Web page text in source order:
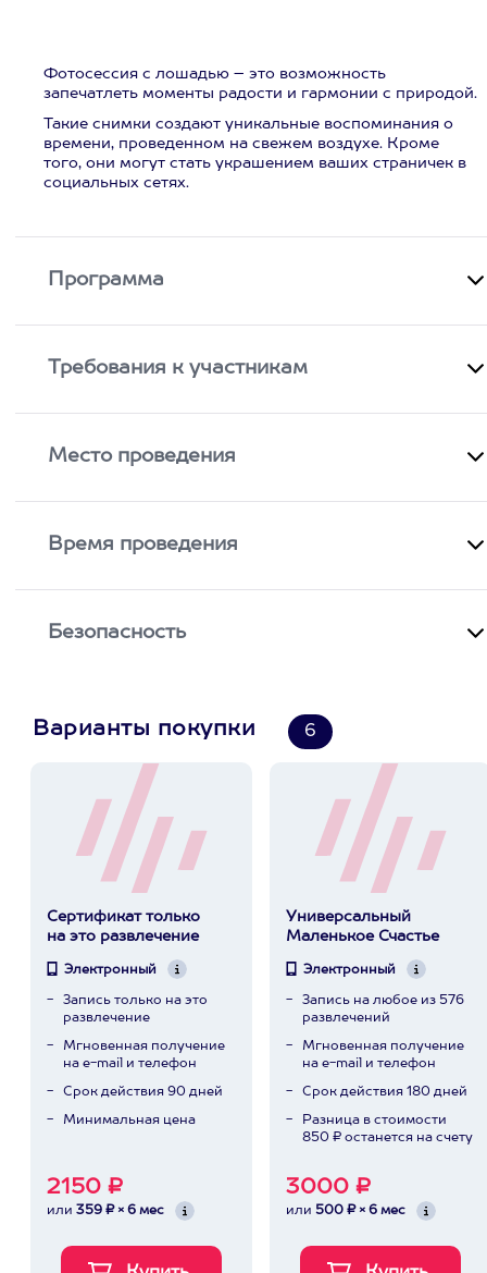
Фотосессия с лошадью – это возможность
запечатлеть моменты радости и гармонии с природой.
Такие снимки создают уникальные воспоминания о
времени, проведенном на свежем воздухе. Кроме
того, они могут стать украшением ваших страничек в
социальных сетях.
Программа
Требования к участникам
Место проведения
Время проведения
Безопасность
Варианты покупки 6
Сертификат только
на это развлечение
Электронный
Запись только на это
развлечение
Мгновенная получение
на e-mail и телефон
Срок действия 90 дней
Минимальная цена
2150 ₽
или 359 ₽ × 6 мес
Универсальный
Маленькое Счастье
Электронный
Запись на любое из 576
развлечений
Мгновенная получение
на e-mail и телефон
Срок действия 180 дней
Разница в стоимости
850 ₽ останется на счету
3000 ₽
или 500 ₽ × 6 мес